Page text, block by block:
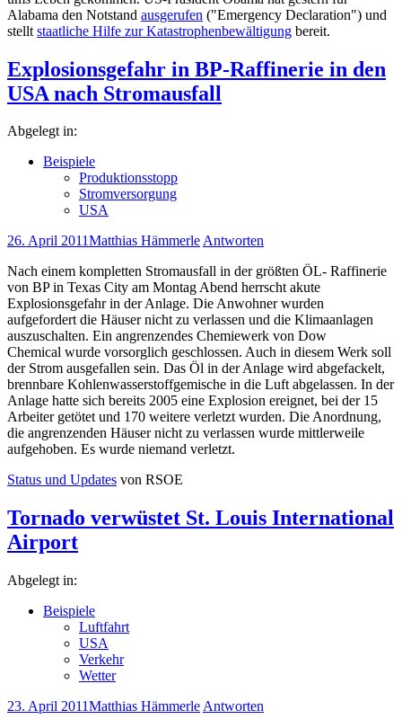
Alabama den Notstand ausgerufen ("Emergency Declaration") und
stellt staatliche Hilfe zur Katastrophenbewältigung bereit.
Explosionsgefahr in BP-Raffinerie in den
USA nach Stromausfall
Abgelegt in:
Beispiele
Produktionsstopp
Stromversorgung
USA
26. April 2011Matthias HämmerleAntworten
Nach einem kompletten Stromausfall in der größten ÖL- Raffinerie
von BP in Texas City am Montag Abend herrscht akute
Explosionsgefahr in der Anlage. Die Anwohner wurden
aufgefordert die Häuser nicht zu verlassen und die Klimaanlagen
auszuschalten. Ein angrenzendes Chemiewerk von Dow
Chemical wurde vorsorglich geschlossen. Auch in diesem Werk soll
der Strom ausgefallen sein. Das Öl in der Anlage wird abgefackelt,
brennbare Kohlenwasserstoffgemische in die Luft abgelassen. In der
Anlage hatte sich bereits 2005 eine Explosion ereignet, bei der 15
Arbeiter getötet und 170 weitere verletzt wurden. Die Anordnung,
die angrenzenden Häuser nicht zu verlassen wurde mittlerweile
aufgehoben. Es wurde niemand verletzt.
Status und Updates von RSOE
Tornado verwüstet St. Louis International
Airport
Abgelegt in:
Beispiele
Luftfahrt
USA
Verkehr
Wetter
23. April 2011Matthias Hämmerle Antworten